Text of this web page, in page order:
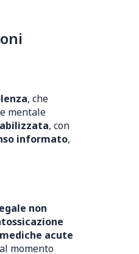
, che
mentale
, con
informato,
non
acute
momento